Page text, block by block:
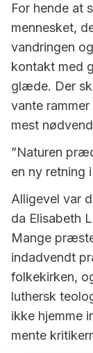
For hende at
mennesket,
vandringen
kontakt med
glæde. Der
vante
mest
”Naturen
en ny retning i
Alligevel var
da Elisabeth
Mange
indadvendt
folkekirken,
luthersk
ikke hjemme
mente